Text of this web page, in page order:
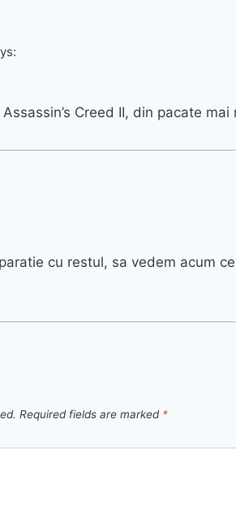
Creed II, din pacate mai
cu restul, sa vedem acum
Required fields are marked *